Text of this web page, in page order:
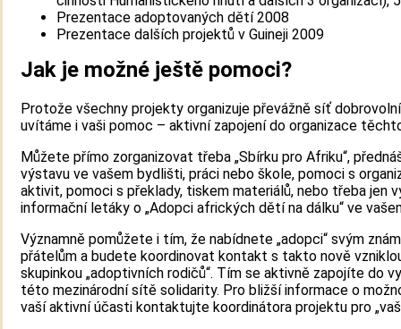
Prezentace adoptovaných dětí 2008
Prezentace dalších projektů v Guineji 2009
Jak je možné ještě pomoci?
Protože všechny projekty organizuje převážně síť
uvítáme i vaši pomoc – aktivní zapojení do organizace
Můžete přímo zorganizovat třeba „Sbírku pro Afriku“,
výstavu ve vašem bydlišti, práci nebo škole, pomoci s
aktivit, pomoci s překlady, tiskem materiálů, nebo třeba jen
informační letáky o „Adopci afrických dětí na dálku“ ve
Významně pomůžete i tím, že nabídnete „adopci“ svým
přátelům a budete koordinovat kontakt s takto nově
skupinkou „adoptivních rodičů“. Tím se aktivně zapojíte do
této mezinárodní sítě solidarity. Pro bližší informace o
vaší aktivní účasti kontaktujte koordinátora projektu pro